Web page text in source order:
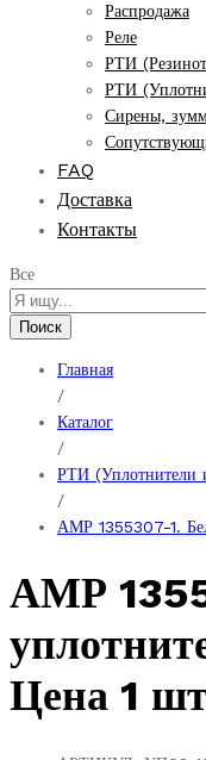
Распродажа
Реле
РТИ
РТИ
Сирены,
FAQ
Доставка
Контакты
Все
Поиск
Главная
/
Каталог
/
РТИ (Уплотнители
/
АМР 1355307-1.
АМР
Цена 1